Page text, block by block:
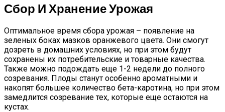
Сбор И Хранение Урожая
Оптимальное время сбора урожая – появление на
зеленых боках мазков оранжевого цвета. Они смогут
дозреть в домашних условиях, но при этом будут
сохранены их потребительские и товарные качества.
Также можно подождать еще 1-2 недели до полного
созревания. Плоды станут особенно ароматными и
накопят большее количество бета-каротина, но при этом
замедлится созревание тех, которые еще остаются на
кустах.